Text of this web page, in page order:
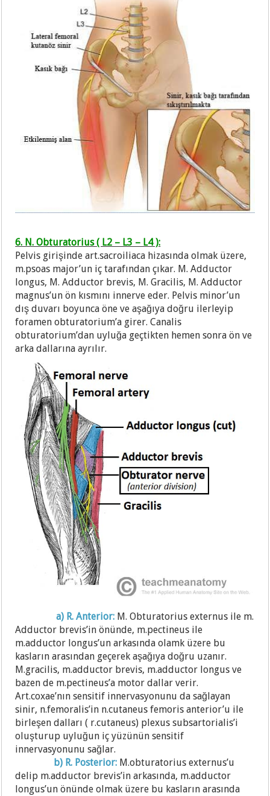
6. N. Obturatorius ( L2 – L3 – L4 ):
Pelvis girişinde art.sacroiliaca hizasında olmak üzere,
m.psoas major’un iç tarafından çıkar. M. Adductor
longus, M. Adductor brevis, M. Gracilis, M. Adductor
magnus’un ön kısmını innerve eder. Pelvis minor’un
dış duvarı boyunca öne ve aşağıya doğru ilerleyip
foramen obturatorium’a girer. Canalis
obturatorium’dan uyluğa geçtikten hemen sonra ön ve
arka dallarına ayrılır.
a) R. Anterior: M. Obturatorius externus ile m.
Adductor brevis’in önünde, m.pectineus ile
m.adductor longus’un arkasında olamk üzere bu
kasların arasından geçerek aşağıya doğru uzanır.
M.gracilis, m.adductor brevis, m.adductor longus ve
bazen de m.pectineus’a motor dallar verir.
Art.coxae’nın sensitif innervasyonunu da sağlayan
sinir, n.femoralis’in n.cutaneus femoris anterior’u ile
birleşen dalları ( r.cutaneus) plexus subsartorialis’i
oluşturup uyluğun iç yüzünün sensitif
innervasyonunu sağlar.
b) R. Posterior: M.obturatorius externus’u
delip m.adductor brevis’in arkasında, m.adductor
longus’un önünde olmak üzere bu kasların arasında